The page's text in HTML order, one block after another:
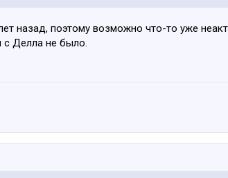
назад, поэтому возможно что-то уже
с Делла не было.